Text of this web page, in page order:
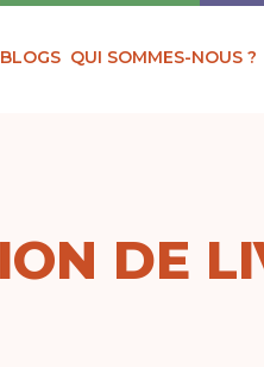
QUI SOMMES-NOUS ?
DE